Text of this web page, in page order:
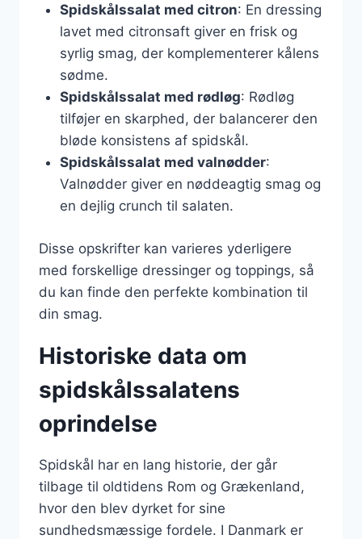
Spidskålssalat med citron: En dressing
lavet med citronsaft giver en frisk og
syrlig smag, der komplementerer kålens
sødme.
Spidskålssalat med rødløg: Rødløg
tilføjer en skarphed, der balancerer den
bløde konsistens af spidskål.
Spidskålssalat med valnødder:
Valnødder giver en nøddeagtig smag og
en dejlig crunch til salaten.
Disse opskrifter kan varieres yderligere
med forskellige dressinger og toppings, så
du kan finde den perfekte kombination til
din smag.
Historiske data om
spidskålssalatens
oprindelse
Spidskål har en lang historie, der går
tilbage til oldtidens Rom og Grækenland,
hvor den blev dyrket for sine
sundhedsmæssige fordele. I Danmark er